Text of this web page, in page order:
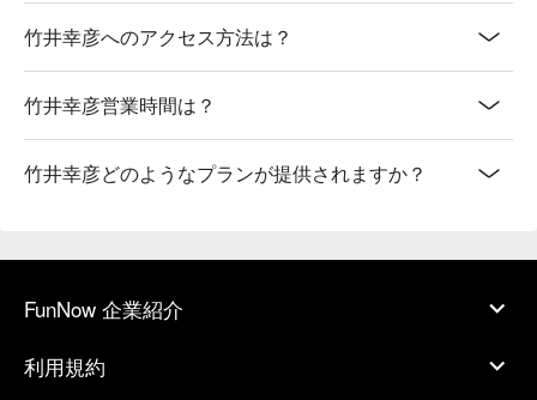
竹井幸彦へのアクセス方法は？
竹井幸彦営業時間は？
竹井幸彦どのようなプランが提供されますか？
FunNow 企業紹介
利用規約